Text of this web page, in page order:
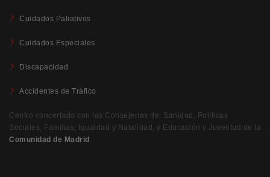
Cuidados Paliativos
Cuidados Especiales
Discapacidad
Accidentes de Tráfico
Centro concertado con las Consejerías de: Sanidad, Políticas
Sociales, Familias, Igualdad y Natalidad, y Educación y Juventud de la
Comunidad de Madrid